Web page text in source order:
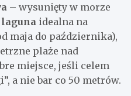
– wysunięty w morze
laguna idealna na
maja do października),
plaże nad
miejsce, jeśli celem
a nie bar co 50 metrów.